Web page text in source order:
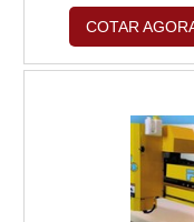
vetoriais (.dxf,
técnicos com
para produção
suporte
qualidade e
COTAR